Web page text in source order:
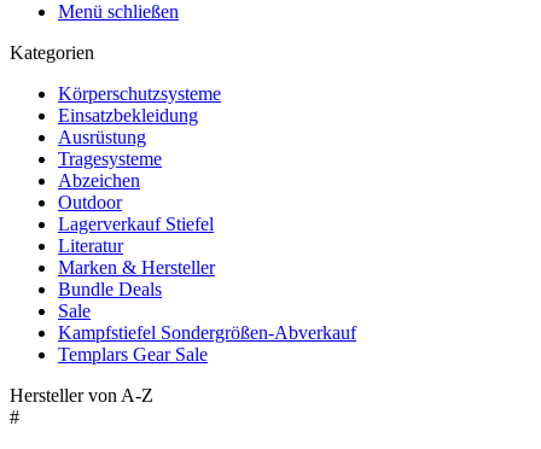
Menü schließen
Kategorien
Körperschutzsysteme
Einsatzbekleidung
Ausrüstung
Tragesysteme
Abzeichen
Outdoor
Lagerverkauf Stiefel
Literatur
Marken & Hersteller
Bundle Deals
Sale
Kampfstiefel Sondergrößen-Abverkauf
Templars Gear Sale
Hersteller von A-Z
#